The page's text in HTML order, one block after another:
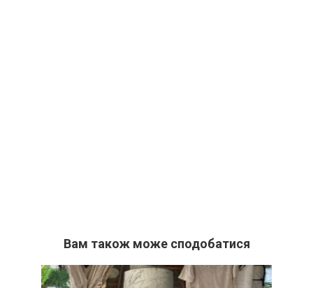
Вам також може сподобатися